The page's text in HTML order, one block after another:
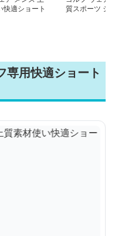
快適ショート
質スポーツ シ
専用快適ショート